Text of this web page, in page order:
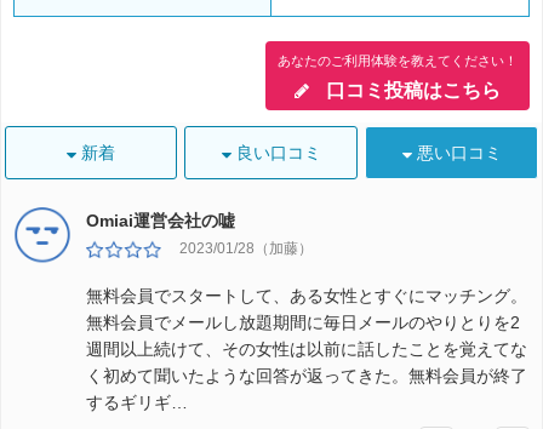
あなたのご利用体験を教えてください！
口コミ投稿はこちら
新着 良い口コミ 悪い口コミ
Omiai運営会社の嘘
2023/01/28（加藤）
無料会員でスタートして、ある女性とすぐにマッチング。
無料会員でメールし放題期間に毎日メールのやりとりを2
週間以上続けて、その女性は以前に話したことを覚えてな
く初めて聞いたような回答が返ってきた。無料会員が終了
するギリギ…